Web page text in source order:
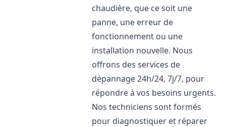
chaudière, que ce soit une
panne, une erreur de
fonctionnement ou une
installation nouvelle. Nous
offrons des services de
dépannage 24h/24, 7j/7, pour
répondre à vos besoins urgents.
Nos techniciens sont formés
pour diagnostiquer et réparer